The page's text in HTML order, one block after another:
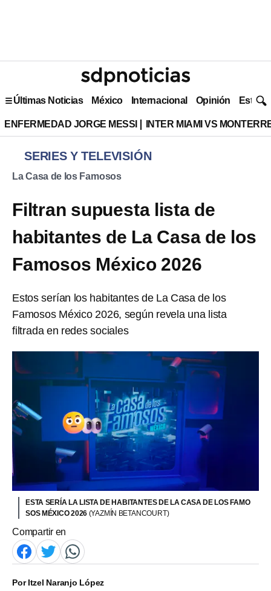
Últimas Noticias México Internacional Opinión Estilo
ENFERMEDAD JORGE MESSI INTER MIAMI VS
SERIES Y TELEVISIÓN
La Casa de los Famosos
Filtran supuesta lista de
habitantes de La Casa de los
Famosos México 2026
Estos serían los habitantes de La Casa de los
Famosos México 2026, según revela una lista
filtrada en redes sociales
ESTA SERÍA LA LISTA DE HABITANTES DE LA CASA DE LOS FAMO
SOS MÉXICO 2026 (YAZMÍN BETANCOURT)
Compartir en
PorItzel Naranjo López